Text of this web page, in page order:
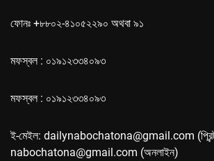
ফোনঃ +৮৮০২-৪১০৫২২৯০ অথবা ৯১
মফস্বল : ০১৯১২৩৩৪০৯৩
মফস্বল : ০১৯১২৩৩৪০৯৩
ই-মেইল: dailynabochatona@gmail.com
nabochatona@gmail.com (অনলাইন)